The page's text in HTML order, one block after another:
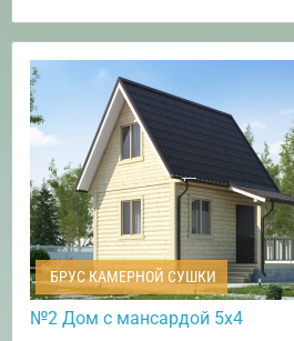
БРУС КАМЕРНОЙ СУШКИ
№2 Дом с мансардой 5х4